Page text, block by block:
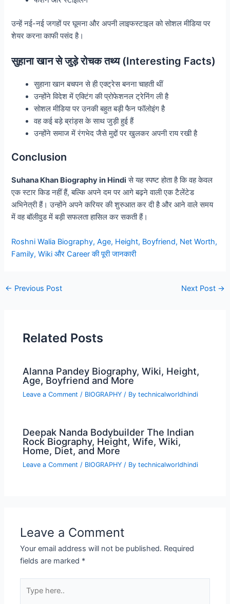
उन्हें नई-नई जगहों पर घूमना और अपनी लाइफस्टाइल को सोशल मीडिया पर
शेयर करना काफी पसंद है।
सुहाना खान से जुड़े रोचक तथ्य (Interesting Facts)
सुहाना खान बचपन से ही एक्ट्रेस बनना चाहती थीं
उन्होंने विदेश में एक्टिंग की प्रोफेशनल ट्रेनिंग ली है
सोशल मीडिया पर उनकी बहुत बड़ी फैन फॉलोइंग है
वह कई बड़े ब्रांड्स के साथ जुड़ी हुई हैं
उन्होंने समाज में रंगभेद जैसे मुद्दों पर खुलकर अपनी राय रखी है
Conclusion
Suhana Khan Biography in Hindi से यह स्पष्ट होता है कि वह केवल
एक स्टार किड नहीं हैं, बल्कि अपने दम पर आगे बढ़ने वाली एक टैलेंटेड
अभिनेत्री हैं। उन्होंने अपने करियर की शुरुआत कर दी है और आने वाले समय
में वह बॉलीवुड में बड़ी सफलता हासिल कर सकती हैं।
Roshni Walia Biography, Age, Height, Boyfriend, Net Worth,
Family, Wiki और Career की पूरी जानकारी
Post
← Previous Post Next Post →
Related Posts
Alanna Pandey Biography, Wiki, Height,
Age, Boyfriend and More
Leave a Comment / BIOGRAPHY / Bytechnicalworldhindi
Deepak Nanda Bodybuilder The Indian
Rock Biography, Height, Wife, Wiki,
Home, Diet, and More
Leave a Comment / BIOGRAPHY / Bytechnicalworldhindi
Leave a Comment
Your email address will not be published. Required
fields are marked *
here..